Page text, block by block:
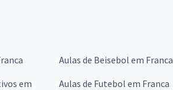
Aulas de Beisebol em Franca
em
Aulas de Futebol em Franca